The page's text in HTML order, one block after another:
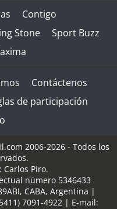
Contigo
Stone
Sport Buzz
Contáctenos
de participación
2006-2026 - Todos los
Piro.
número 5346433
, CABA, Argentina |
7091-4922 | E-mail: